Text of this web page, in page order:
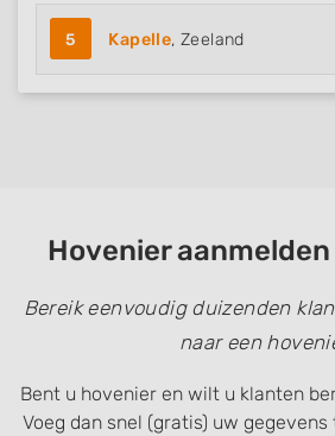
5 Kapelle, Zeeland
Hovenier
Bereik eenvoudig duizenden
naar een
Bent u hovenier en wilt u klanten
Voeg dan snel (gratis) uw